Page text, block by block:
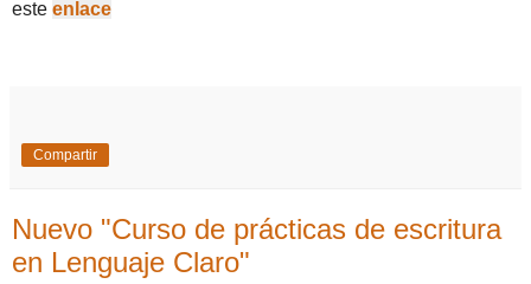
este enlace
Compartir
Nuevo "Curso de prácticas de escritura
en Lenguaje Claro"